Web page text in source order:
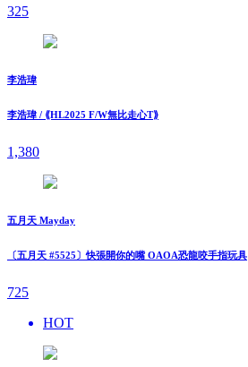
325
李浩瑋
李浩瑋 / ⟪HL2025 F/W無比走⼼T⟫
1,380
五月天 Mayday
〔五月天 #5525〕快張開你的嘴 OAOA恐龍咬手指玩具
725
HOT